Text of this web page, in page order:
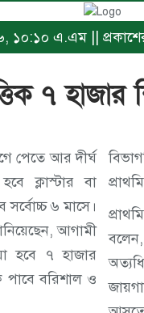
১০:১০ এ.এম ||
৭ হাজার
পেতে আর দীর্ঘ
ক্লাস্টার বা
৬ মাসে।
আগামী
হবে ৭ হাজার
পাবে বরিশাল ও